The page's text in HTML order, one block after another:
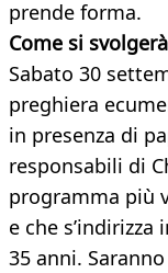
prende forma.
Come si
Sabato 30
preghiera
in presenza di
responsabili di
programma più
e che
35 anni.